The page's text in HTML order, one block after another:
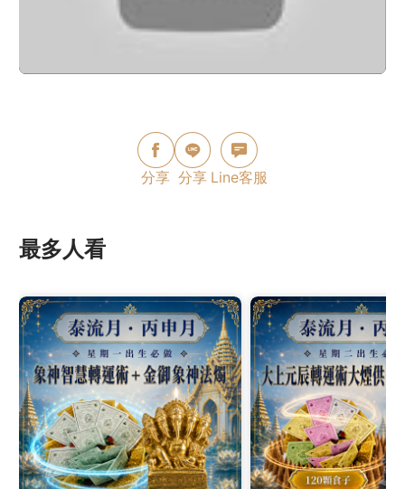
分享 分享 Line客服
最多人看